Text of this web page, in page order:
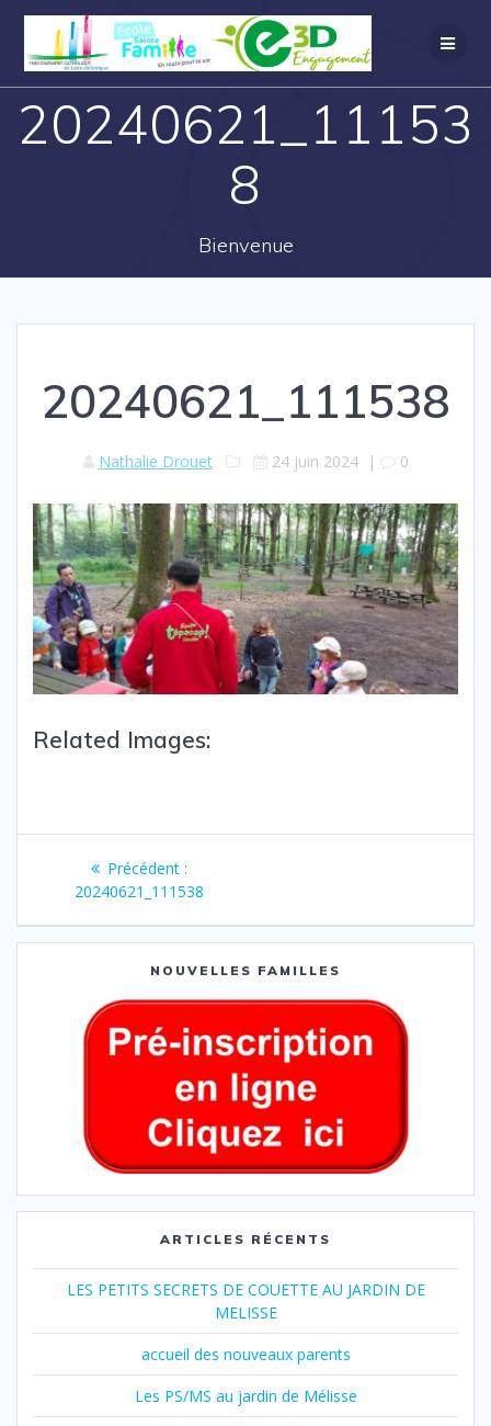
20240621_11153
8
Bienvenue
20240621_111538
Nathalie Drouet 24 juin 2024| 0
Related Images:
Précédent :
20240621_111538
NOUVELLES FAMILLES
ARTICLES RÉCENTS
LES PETITS SECRETS DE COUETTE AU JARDIN DE
MELISSE
accueil des nouveaux parents
Les PS/MS au jardin de Mélisse